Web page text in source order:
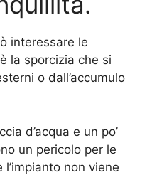
interessare le
la sporcizia che si
o dall’accumulo
d’acqua e un po’
un pericolo per le
non viene